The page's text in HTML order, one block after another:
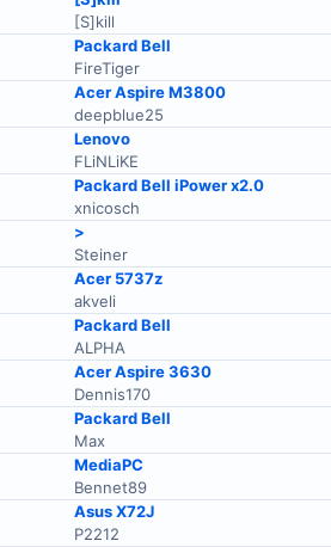
[S]kill
Packard Bell
FireTiger
Acer Aspire M3800
deepblue25
Lenovo
FLiNLiKE
Packard Bell iPower x2.0
xnicosch
>
Steiner
Acer 5737z
akveli
Packard Bell
ALPHA
Acer Aspire 3630
Dennis170
Packard Bell
Max
MediaPC
Bennet89
Asus X72J
P2212